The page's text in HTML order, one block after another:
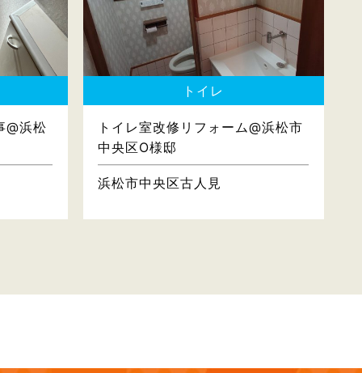
@浜松
トイレ
トイレ室改修リフォーム@浜松市
中央区O様邸
浜松市中央区古人見